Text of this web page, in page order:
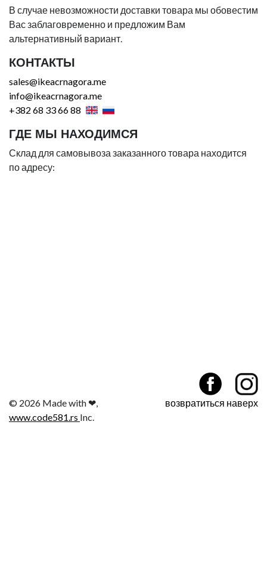
В случае невозможности доставки товара мы обовестим
Вас заблаговременно и предложим Вам
альтернативный вариант.
КОНТАКТЫ
sales@ikeacrnagora.me
info@ikeacrnagora.me
+382 68 33 66 88
ГДЕ МЫ НАХОДИМСЯ
Склад для самовывоза заказанного товара находится
по адресу:
возвратиться наверх
© 2026 Made with ❤,
www.code581.rs Inc.